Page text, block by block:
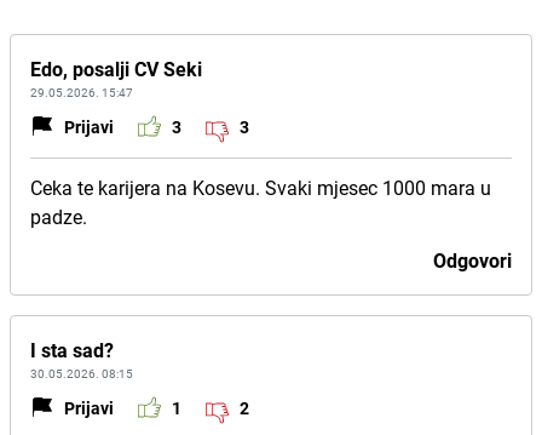
Edo, posalji CV Seki
29.05.2026. 15:47
Prijavi 3 3
Ceka te karijera na Kosevu. Svaki mjesec 1000 mara u
padze.
Odgovori
I sta sad?
30.05.2026. 08:15
Prijavi 1 2